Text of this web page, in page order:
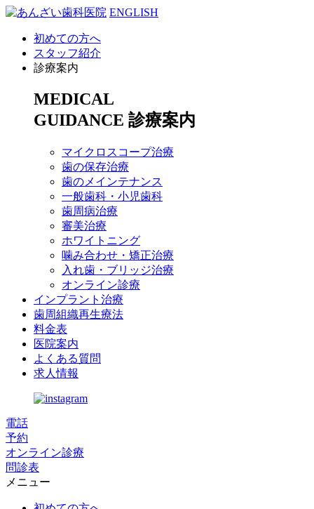
ENGLISH
初めての方へ
スタッフ紹介
診療案内
MEDICAL
GUIDANCE 診療案内
マイクロスコープ治療
歯の保存治療
歯のメインテナンス
一般歯科・小児歯科
歯周病治療
審美治療
ホワイトニング
噛み合わせ・矯正治療
入れ歯・ブリッジ治療
オンライン診療
インプラント治療
歯周組織再生療法
料金表
医院案内
よくある質問
求人情報
電話
予約
オンライン診療
問診表
メニュー